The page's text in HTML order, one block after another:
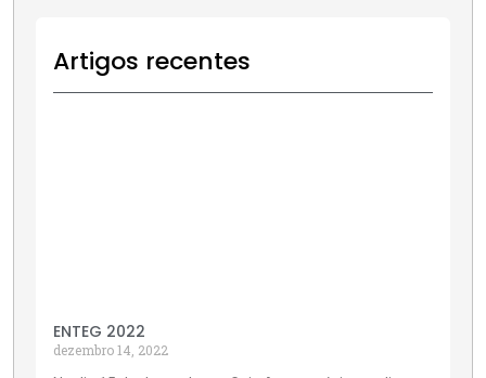
Artigos recentes
ENTEG 2022
dezembro 14, 2022